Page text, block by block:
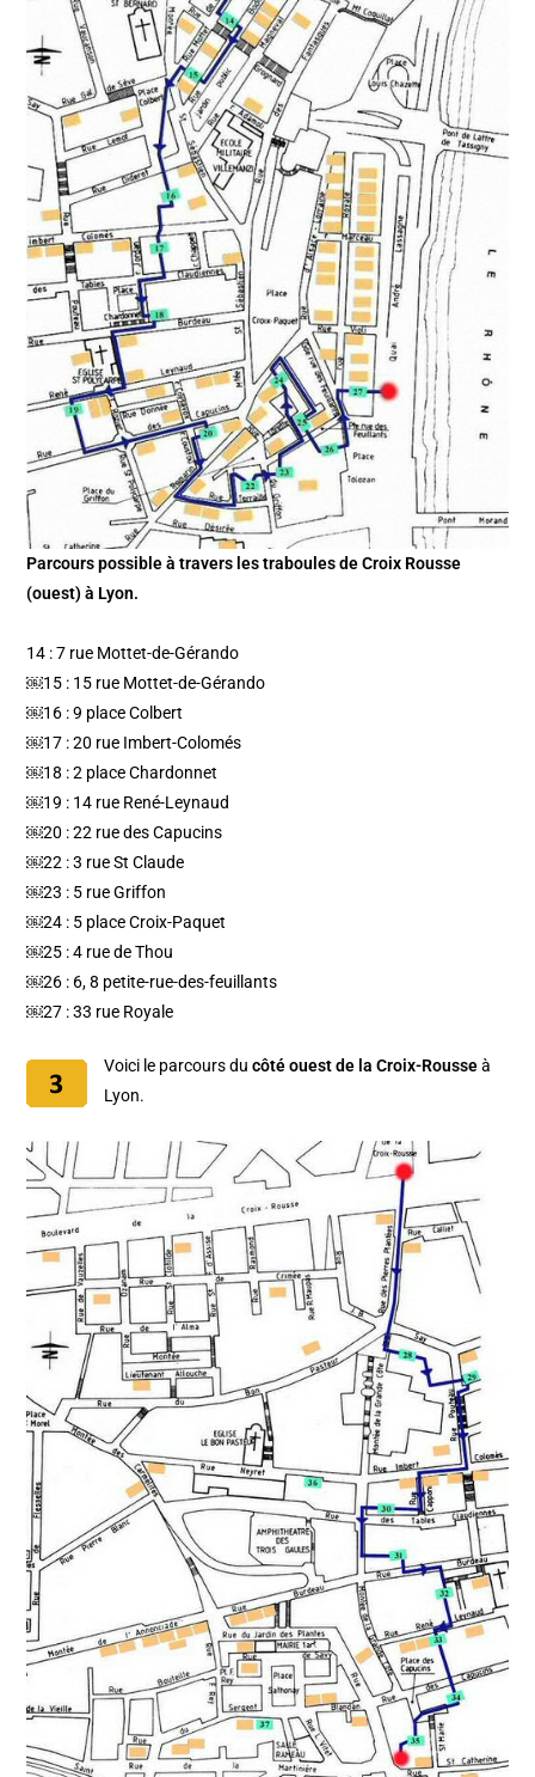
Parcours possible à travers les traboules de Croix Rousse
(ouest) à Lyon.
14 : 7 rue Mottet-de-Gérando
￼15 : 15 rue Mottet-de-Gérando
￼16 : 9 place Colbert
￼17 : 20 rue Imbert-Colomés
￼18 : 2 place Chardonnet
￼19 : 14 rue René-Leynaud
￼20 : 22 rue des Capucins
￼22 : 3 rue St Claude
￼23 : 5 rue Griffon
￼24 : 5 place Croix-Paquet
￼25 : 4 rue de Thou
￼26 : 6, 8 petite-rue-des-feuillants
￼27 : 33 rue Royale
Voici le parcours ducôté ouest de la Croix-Rousseà
Lyon.